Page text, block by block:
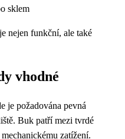
sklem
nejen funkční, ale také
vhodné
je požadována pevná
Buk patří mezi tvrdé
zatížení.